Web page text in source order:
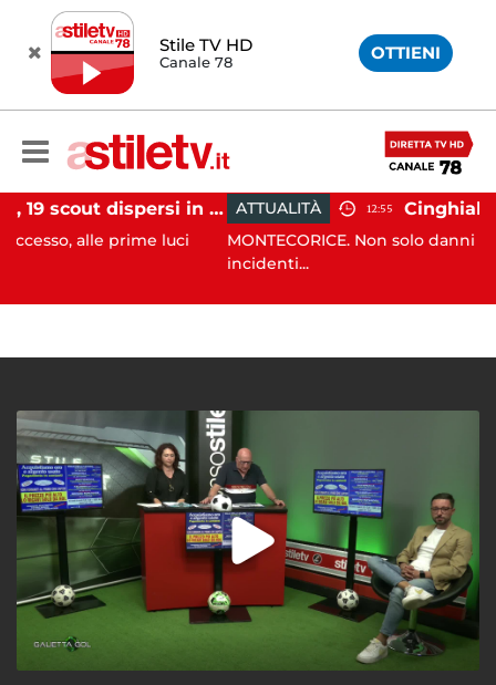
Stile TV HD
Canale 78 OTTIENI
Tramonti, 19 scout dispersi in montagna salvati dai vigili del fuoco
prime luci
ATTUALITÀ 12:55
MONTECORICE. Non solo danni alle aziende